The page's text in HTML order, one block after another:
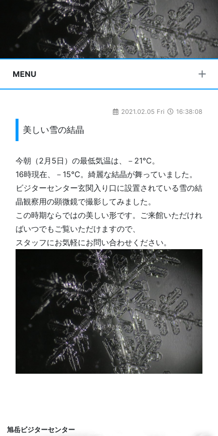
MENU
2021.02.05 Fri 16:38:08
美しい雪の結晶
今朝（2月5日）の最低気温は、－21℃。
16時現在、－15℃。綺麗な結晶が舞っていました。
ビジターセンター玄関入り口に設置されている雪の結
晶観察用の顕微鏡で撮影してみました。
この時期ならではの美しい形です。ご来館いただけれ
ばいつでもご覧いただけますので、
スタッフにお気軽にお問い合わせください。
旭岳ビジターセンター